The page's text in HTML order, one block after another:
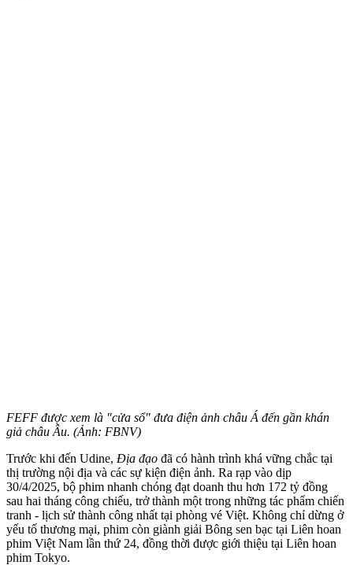
FEFF được xem là "cửa sổ" đưa điện ảnh châu Á đến gần khán
giả châu Âu. (Ảnh: FBNV)
Trước khi đến Udine, Địa đạo đã có hành trình khá vững chắc tại
thị trường nội địa và các sự kiện điện ảnh. Ra rạp vào dịp
30/4/2025, bộ phim nhanh chóng đạt doanh thu hơn 172 tỷ đồng
sau hai tháng công chiếu, trở thành một trong những tác phẩm chiến
tranh - lịch sử thành công nhất tại phòng vé Việt. Không chỉ dừng ở
yếu tố thương mại, phim còn giành giải Bông sen bạc tại Liên hoan
phim Việt Nam lần thứ 24, đồng thời được giới thiệu tại Liên hoan
phim Tokyo.